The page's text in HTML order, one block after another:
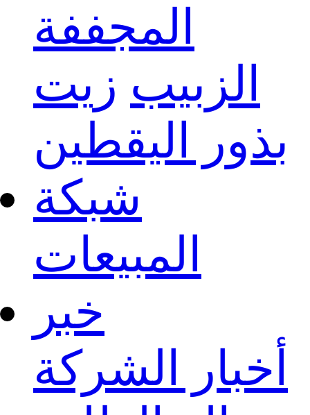
المجففة
الزبيب زيت
بذور اليقطين
شبكة
المبيعات
خبر
أخبار الشركة